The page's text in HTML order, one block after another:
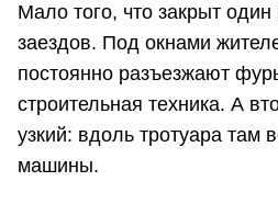
Мало того, что закрыт
заездов. Под окнами
постоянно разъезжают
строительная техника. А
узкий: вдоль тротуара там
машины.